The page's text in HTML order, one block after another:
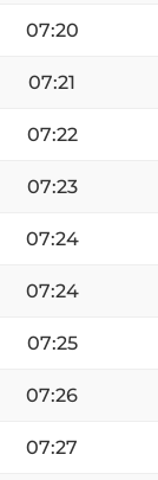
07:20
07:21
07:22
07:23
07:24
07:24
07:25
07:26
07:27